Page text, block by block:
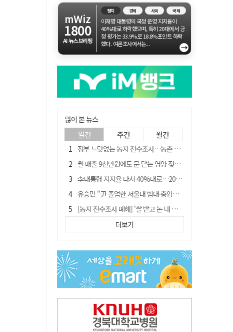
mWiz
1800
AI 뉴스브리핑
정치 경제 사회 국제
이재명 대통령의 국정 운영 지지율이
40%대로 하락했으며, 특히 20대에서 긍
정 평가는 33.9%로 18.8%포인트 하락
했다. 여론조사에서는...
→
많이 본 뉴스
일간 주간 월간
정부 느닷없는 농지 전수조사…농촌 들쑤시는 '경자유전'의 칼날
월 매출 9천만원에도 문 닫는 영양 젖소농장… "일할 사람이 없어"
李대통령 지지율 다시 40%대로…20대는 18.8%p 급락
유승민 "尹 졸업한 서울대 법대·충암고도 없애야"…李 육사 통합 직격
[농지 전수조사 폐해] '쌀 받고 논 내 준' 도지농 이제 어쩌나?
[농지 전수조사 폐해] 농지값도 흔들리나…"도지 막히면 헐값 매물 나올 수도"
국민 51.9% "李 대통령 재판 재개 필요하다"
경북 영천시, 9월부터 11월까지 반값 여행 혜택 제공
아쉬운 태클
더보기